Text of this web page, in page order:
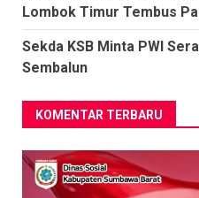
Lombok Timur Tembus
Sekda KSB Minta PWI
Sembalun
KOMENTAR TERBARU